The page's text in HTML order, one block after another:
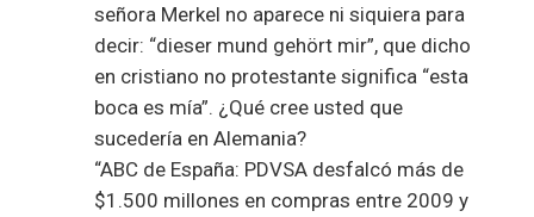
señora Merkel no aparece ni siquiera para
decir: “dieser mund gehört mir”, que dicho
en cristiano no protestante significa “esta
boca es mía”. ¿Qué cree usted que
sucedería en Alemania?
“ABC de España: PDVSA desfalcó más de
$1.500 millones en compras entre 2009 y